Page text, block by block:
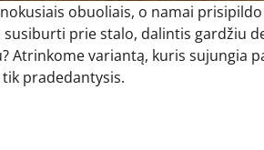
obuoliais, o namai
prie stalo, dalintis gardžiu
Atrinkome variantą, kuris sujungia
pradedantysis.